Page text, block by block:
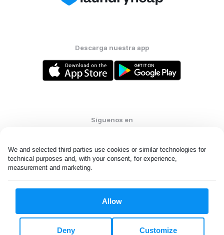
We and selected third parties use cookies or similar technologies for
technical purposes and, with your consent, for experience,
measurement and marketing.
Allow
Customize
Deny
Descarga nuestra app
Síguenos en
esta página usted acepta nuestrapolítica de privacidady
No “vender” mi información personal